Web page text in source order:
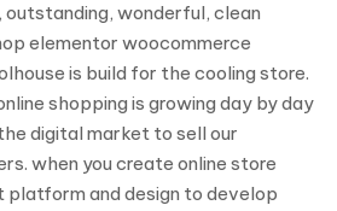
outstanding, wonderful, clean
elementor woocommerce
is build for the cooling store.
shopping is growing day by day
digital market to sell our
when you create online store
platform and design to develop